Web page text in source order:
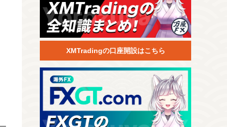
XMTradingの口座開設はこちら